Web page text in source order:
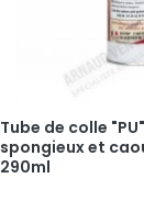
Tube de colle
spongieux et
290ml